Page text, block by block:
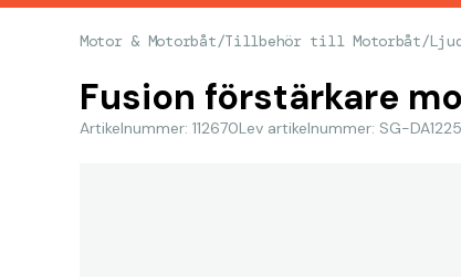
Motor & Motorbåt/Tillbehör till Motorbåt/
Fusion förstärkare
Artikelnummer: 112670Lev artikelnummer: SG-